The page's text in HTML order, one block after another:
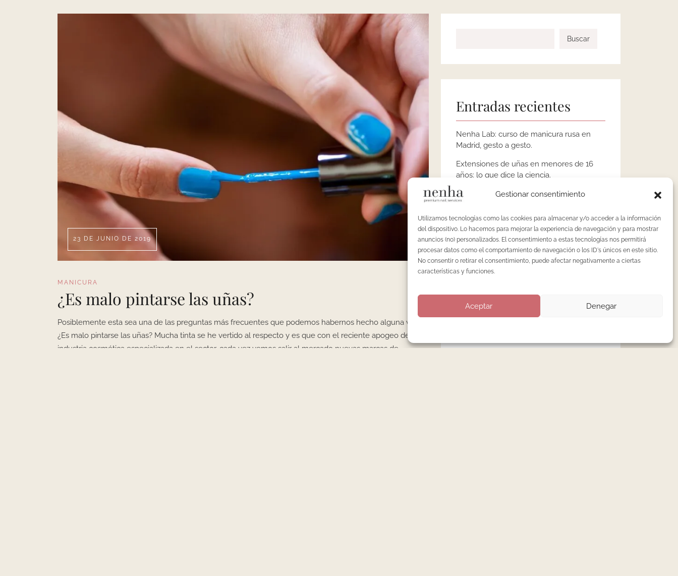
Gestionar consentimiento
Utilizamos tecnologías como las cookies para almacenar y/o acceder a la información
del dispositivo. Lo hacemos para mejorar la experiencia de navegación y para mostrar
anuncios (no) personalizados. El consentimiento a estas tecnologías nos permitirá
procesar datos como el comportamiento de navegación o los ID's únicos en este sitio.
No consentir o retirar el consentimiento, puede afectar negativamente a ciertas
características y funciones.
Aceptar Denegar
23 DE JUNIO DE 2019
MANICURA
¿Es malo pintarse las uñas?
Posiblemente esta sea una de las preguntas más frecuentes que podemos habernos hecho alguna vez.
¿Es malo pintarse las uñas? Mucha tinta se he vertido al respecto y es que con el reciente apogeo de la
industria cosmética especializada en el sector, cada vez vemos salir al mercado nuevas marcas de
Buscar
Entradas recientes
Nenha Lab: curso de manicura rusa en
Madrid, gesto a gesto.
Extensiones de uñas en menores de 16
años: lo que dice la ciencia.
¿Es obligatorio el autoclave en centros de
uñas en España?
Pedicura en seco: la técnica avanzada que
ha dejado obsoleta la pedicura tradicional
Precio de la manicura rusa en Madrid: qué
hay detrás del número